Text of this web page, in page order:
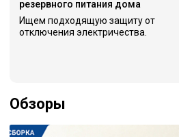
резервного питания дома
Ищем подходящую защиту от
отключения электричества.
Обзоры